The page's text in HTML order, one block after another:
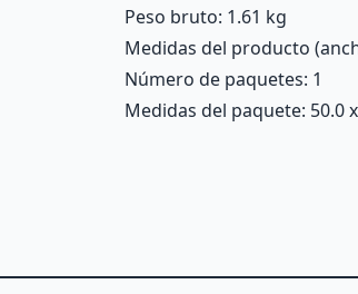
Peso bruto: 1.61 kg
Medidas del producto
Número de paquetes: 1
Medidas del paquete: 50.0